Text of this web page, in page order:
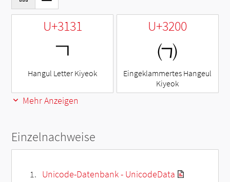
U+3131
ㄱ
Hangul Letter Kiyeok
U+3200
㈀
Eingeklammertes Hangeul
Kiyeok
Mehr Anzeigen
Einzelnachweise
Unicode-Datenbank - UnicodeData